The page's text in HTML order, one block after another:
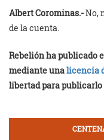
Albert Corominas.-No,
de la cuenta.
Rebelión ha publicado
mediante unalicencia
libertad para publicarlo